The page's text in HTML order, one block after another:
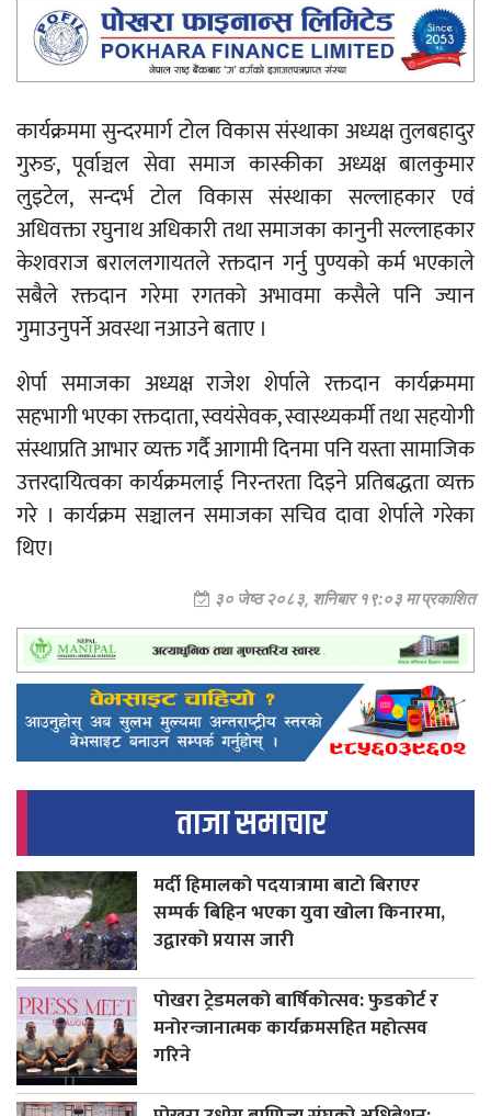
कार्यक्रममा सुन्दरमार्ग टोल विकास संस्थाका अध्यक्ष तुलबहादुर
गुरुङ, पूर्वाञ्चल सेवा समाज कास्कीका अध्यक्ष बालकुमार
लुइटेल, सन्दर्भ टोल विकास संस्थाका सल्लाहकार एवं
अधिवक्ता रघुनाथ अधिकारी तथा समाजका कानुनी सल्लाहकार
केशवराज बराललगायतले रक्तदान गर्नु पुण्यको कर्म भएकाले
सबैले रक्तदान गरेमा रगतको अभावमा कसैले पनि ज्यान
गुमाउनुपर्ने अवस्था नआउने बताए ।
शेर्पा समाजका अध्यक्ष राजेश शेर्पाले रक्तदान कार्यक्रममा
सहभागी भएका रक्तदाता, स्वयंसेवक, स्वास्थ्यकर्मी तथा सहयोगी
संस्थाप्रति आभार व्यक्त गर्दै आगामी दिनमा पनि यस्ता सामाजिक
उत्तरदायित्वका कार्यक्रमलाई निरन्तरता दिइने प्रतिबद्धता व्यक्त
गरे । कार्यक्रम सञ्चालन समाजका सचिव दावा शेर्पाले गरेका
थिए।
३० जेष्ठ २०८३, शनिबार १९:०३ मा प्रकाशित
ताजा समाचार
मर्दी हिमालको पदयात्रामा बाटो बिराएर
सम्पर्क बिहिन भएका युवा खोला किनारमा,
उद्वारको प्रयास जारी
पोखरा ट्रेडमलको बार्षिकोत्सव: फुडकोर्ट र
मनोरन्जानात्मक कार्यक्रमसहित महोत्सव
गरिने